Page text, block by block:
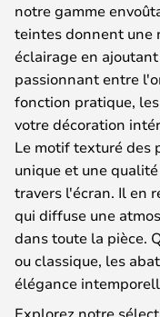
notre gamme
teintes donnent une
éclairage en
passionnant entre
fonction pratique,
votre décoration
Le motif texturé des
unique et une
travers l'écran. Il en
qui diffuse une
dans toute la pièce.
ou classique, les
élégance
Explorez notre